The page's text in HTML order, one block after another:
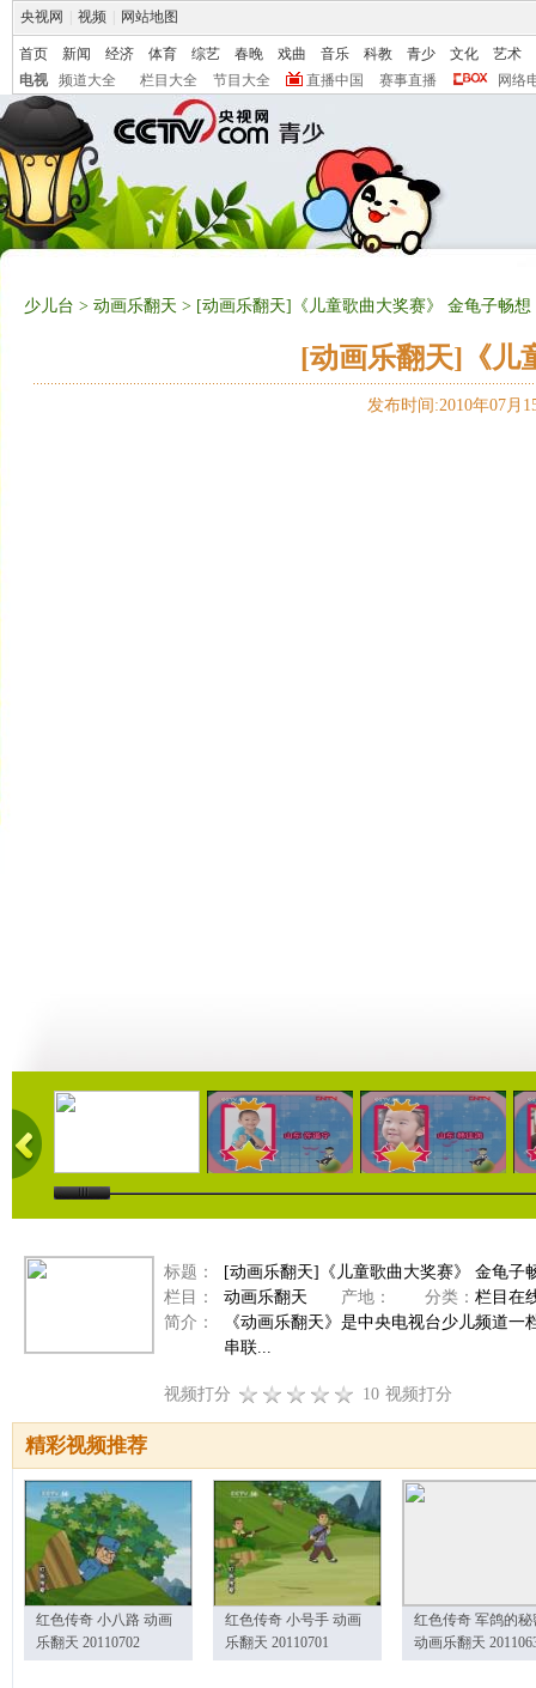
央视网 视频 网站地图
首页 新闻 经济 体育 综艺 春晚 戏曲 音乐 科教 青少 文化
艺术
电视
频道大全 栏目大全 节目大全 直播中国 赛事直播 网络
少儿台 > 动画乐翻天 > [动画乐翻天]《儿童歌曲大奖赛》 金龟子畅想
[动画乐翻天]《儿
发布时间:2010年07月
01:03 01:03 01:03
标题：
[动画乐翻天]《儿童歌曲大奖赛》 金龟子
栏目：
动画乐翻天 产地： 分类： 栏目在
简介：
《动画乐翻天》是中央电视台少儿频道
串联...
视频打分 10 视频打分
精彩视频推荐
红色传奇 小八路 动画
乐翻天 20110702
红色传奇 小号手 动画
乐翻天 20110701
红色传奇 军鸽的秘
动画乐翻天